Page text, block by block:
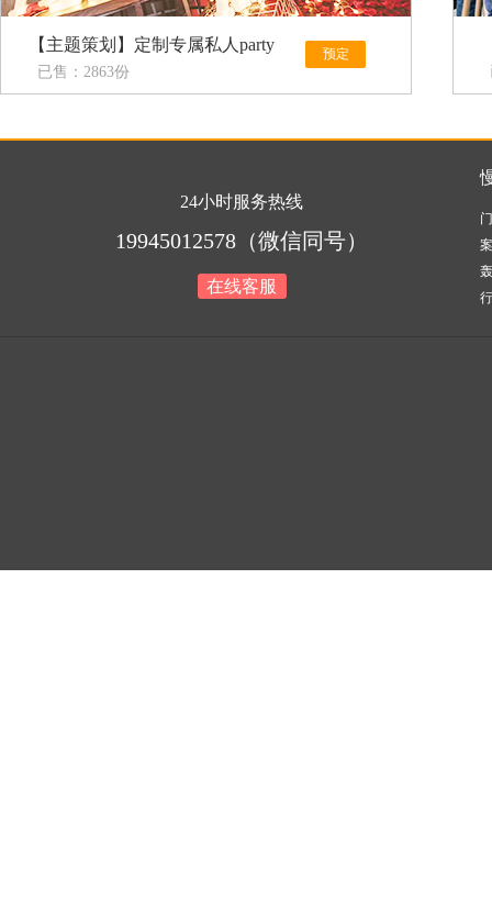
【主题策划】定制专属私人party
已售：2863份
预定
24小时服务热线
19945012578（微信同号）
在线客服